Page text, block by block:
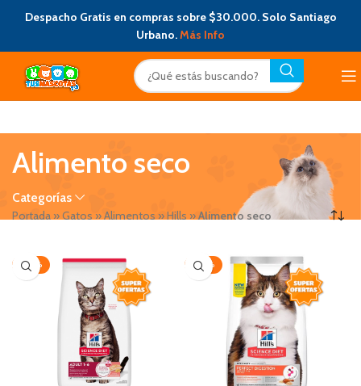
Despacho Gratis en compras sobre $30.000. Solo Santiago
Urbano.Más Info
Alimento seco
Categorías
Portada »Gatos »Alimentos »Hills »Alimento seco
-20% -20%